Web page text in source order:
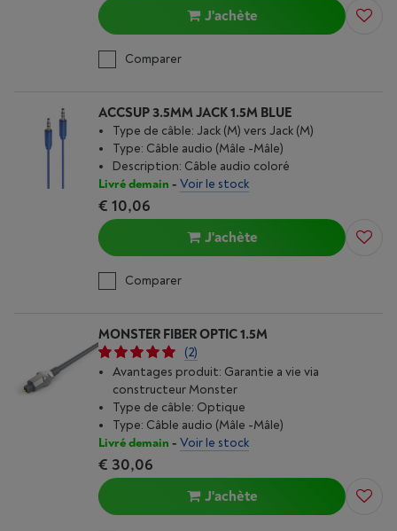
J'achète
Comparer
ACCSUP 3.5MM JACK 1.5M BLUE
Type de câble: Jack (M) vers Jack (M)
Type: Câble audio (Mâle -Mâle)
Description: Câble audio coloré
Livré demain - Voir le stock
€ 10,06
J'achète
Comparer
MONSTER FIBER OPTIC 1.5M
(2)
Avantages produit: Garantie a vie via
constructeur Monster
Type de câble: Optique
Type: Câble audio (Mâle -Mâle)
Livré demain - Voir le stock
€ 30,06
J'achète